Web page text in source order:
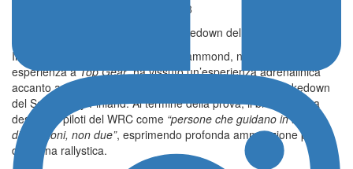
Pubblicato il 01 Agosto 2025 - 13:58
Hammond e l’esperienza nello shakedown del Rally di Finlandia
Il celebre volto televisivo Richard Hammond, noto per la lunga
esperienza aTop Gear, ha vissuto un’esperienza adrenalinica
accanto a Josh McErlean, affrontando da copilota lo shakedown
del Secto Rally Finland. Al termine della prova, il britannico ha
descritto i piloti del WRC come “persone che guidano in tre
dimensioni, non due”, esprimendo profonda ammirazione per la
disciplina rallystica.